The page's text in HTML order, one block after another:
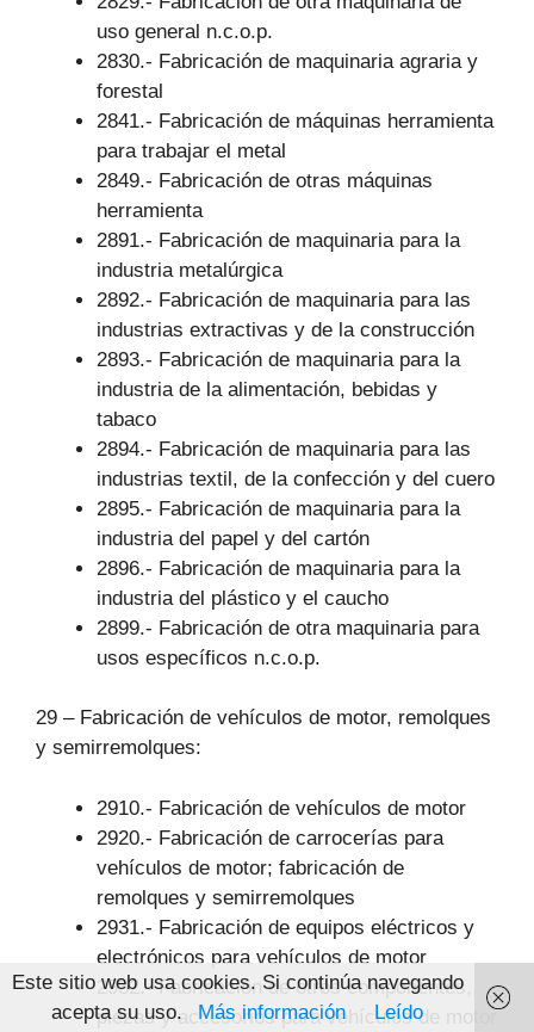
uso general n.c.o.p.
2830.- Fabricación de maquinaria agraria y
forestal
2841.- Fabricación de máquinas herramienta
para trabajar el metal
2849.- Fabricación de otras máquinas
herramienta
2891.- Fabricación de maquinaria para la
industria metalúrgica
2892.- Fabricación de maquinaria para las
industrias extractivas y de la construcción
2893.- Fabricación de maquinaria para la
industria de la alimentación, bebidas y
tabaco
2894.- Fabricación de maquinaria para las
industrias textil, de la confección y del cuero
2895.- Fabricación de maquinaria para la
industria del papel y del cartón
2896.- Fabricación de maquinaria para la
industria del plástico y el caucho
2899.- Fabricación de otra maquinaria para
usos específicos n.c.o.p.
29 – Fabricación de vehículos de motor, remolques
y semirremolques:
2910.- Fabricación de vehículos de motor
2920.- Fabricación de carrocerías para
vehículos de motor; fabricación de
remolques y semirremolques
2931.- Fabricación de equipos eléctricos y
electrónicos para vehículos de motor
2932.- Fabricación de otros componentes,
piezas y accesorios para vehículos de motor
Este sitio web usa cookies. Si continúa navegando
acepta su uso.
Más información Leído